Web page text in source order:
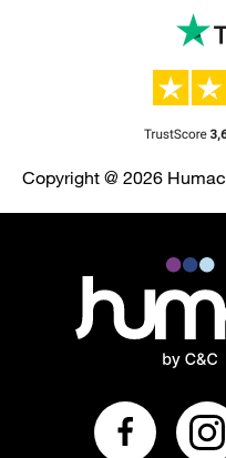
Copyright @ 2026 Humac